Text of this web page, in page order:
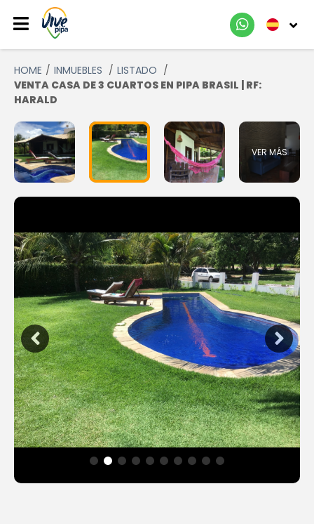
HOME INMUEBLES
LISTADO
VENTA CASA DE 3 CUARTOS EN PIPA BRASIL | RF:
HARALD
VER MÁS